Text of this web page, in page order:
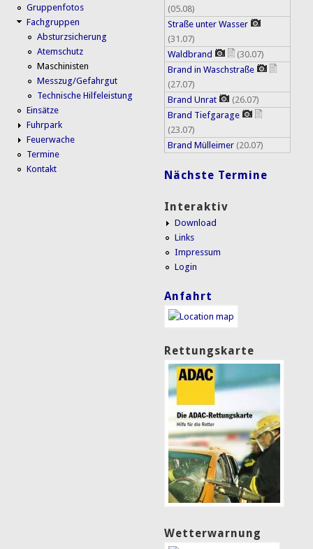
Gruppenfotos
Fachgruppen
Absturzsicherung
Atemschutz
Maschinisten
Messzug/Gefahrgut
Technische Hilfeleistung
Einsätze
Fuhrpark
Feuerwache
Termine
Kontakt
(05.08)
Straße unter Wasser
(31.07)
Waldbrand
(30.07)
Brand in Waschstraße
(27.07)
Brand Unrat
(26.07)
Brand Tiefgarage
(23.07)
Brand Mülleimer (20.07)
Nächste Termine
Interaktiv
Download
Links
Impressum
Login
Anfahrt
Rettungskarte
Wetterwarnung